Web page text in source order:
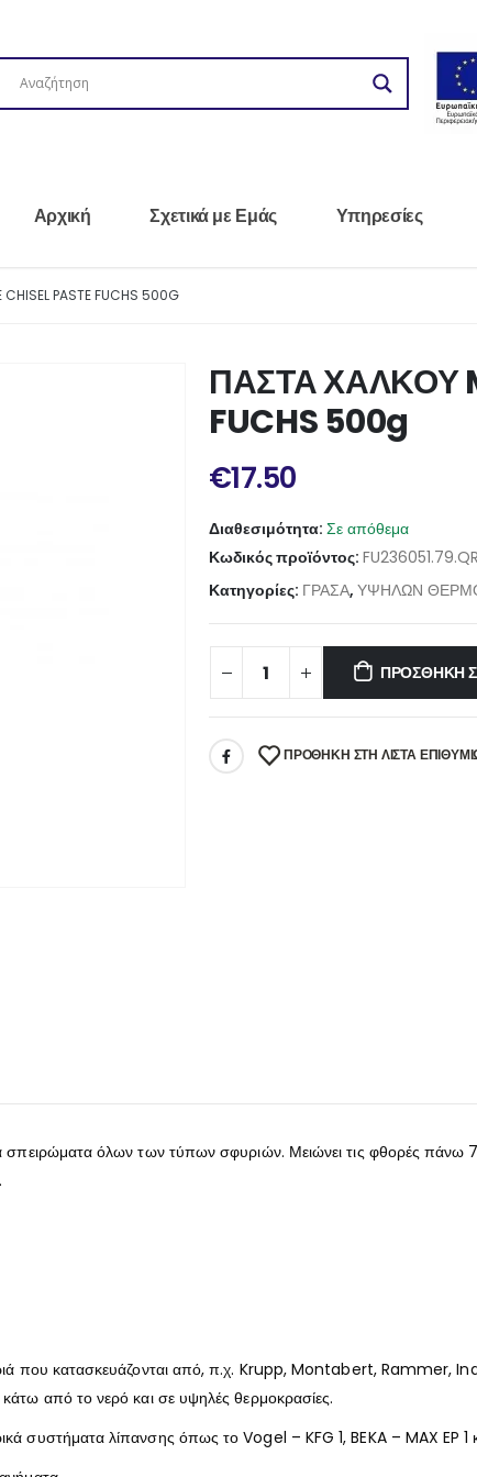
Αρχική Σχετικά με Εμάς Υπηρεσίες
PASTE FUCHS 500G
ΠΑΣΤΑ ΧΑΛΚΟΥ
FUCHS 500g
€17.50
Διαθεσιμότητα: Σε απόθεμα
Κωδικός προϊόντος: FU236051.79.QR
Κατηγορίες: ΓΡΑΣΑ, ΥΨΗΛΩΝ
ΠΡΟΣΘΉΚΗ
ΠΡΌΘΉΚΗ ΣΤΗ ΛΊΣΤΑ
σπειρώματα όλων των τύπων σφυριών. Μειώνει τις φθορές
που κατασκευάζονται από, π.χ. Krupp, Montabert,
κάτω από το νερό και σε υψηλές θερμοκρασίες.
συστήματα λίπανσης όπως το Vogel – KFG 1, BEKA – MAX EP 1